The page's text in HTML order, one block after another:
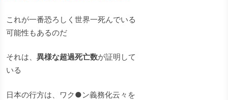
これが一番恐ろしく世界一死んでいる
可能性もあるのだ
それは、 異様な超過死亡数が証明して
いる
日本の行方は、ワク●ン義務化云々を